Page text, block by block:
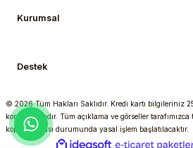
Kurumsal
Destek
© 2026 Tüm Hakları Saklıdır. Kredi kartı bilgileriniz
korunmaktadır. Tüm açıklama ve görseller
kopyalanması durumunda yasal işlem başlatılacaktır.
ideasoft